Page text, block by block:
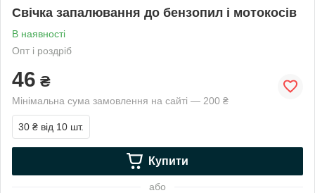
Свічка запалювання до бензопил і мотокосів
В наявності
Опт і роздріб
46 ₴
Мінімальна сума замовлення на сайті — 200 ₴
30 ₴ від 10 шт.
Купити
або